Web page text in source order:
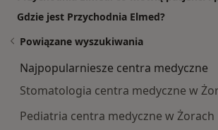
Gdzie jest Przychodnia Elmed?
Powiązane wyszukiwania
Najpopularniesze centra medyczne
Stomatologia centra medyczne w
Pediatria centra medyczne w Żorach